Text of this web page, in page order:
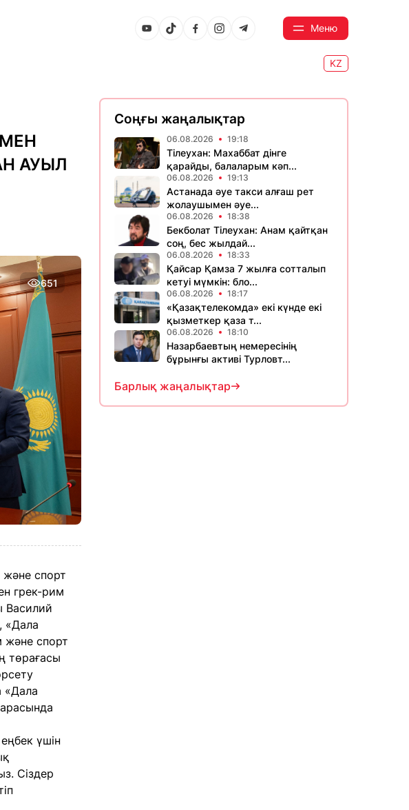
Меню
KZ
АУЫЛ
651
спорт
грек-рим
Василий
«Дала
спорт
төрағасы
«Дала
үшін
Сіздер
Соңғы жаңалықтар
06.08.2026 19:18
Тілеухан: Махаббат дінге
қарайды, балаларым кәп...
06.08.2026 19:13
Астанада әуе такси алғаш рет
жолаушымен әуе...
06.08.2026 18:38
Бекболат Тілеухан: Анам қайтқан
соң, бес жылдай...
06.08.2026 18:33
Қайсар Қамза 7 жылға сотталып
кетуі мүмкін: бло...
06.08.2026 18:17
«Қазақтелекомда» екі күнде екі
қызметкер қаза т...
06.08.2026 18:10
Назарбаевтың немересінің
бұрынғы активі Турловт...
Барлық жаңалықтар